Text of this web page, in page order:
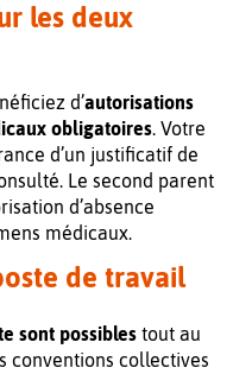
les deux
d’autorisations
obligatoires. Votre
d’un justificatif de
Le second parent
d’absence
médicaux.
de travail
sont possibles tout au
conventions collectives